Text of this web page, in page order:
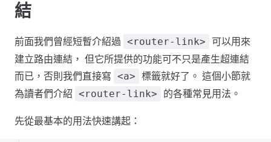
結
前面我們曾經短暫介紹過 <router-link>
可以用來
建立路由連結， 但它所提供的功能可不只是產生超連結
而已，否則我們直接寫 <a> 標籤就好了。 這個小節就
為讀者們介紹 <router-link> 的各種常見用法。
先從最基本的用法快速講起：